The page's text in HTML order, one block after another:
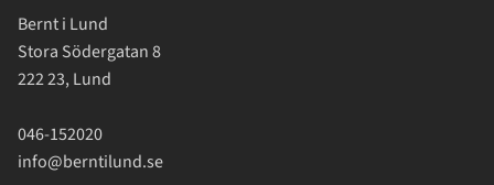
Bernt i Lund
Stora Södergatan 8
222 23, Lund
046-152020
info@berntilund.se